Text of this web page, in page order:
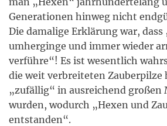
Generationen hinweg nicht
Die damalige Erklärung war, dass
umherginge und immer wieder
verführe“! Es ist wesentlich
die weit verbreiteten Zauberpilze
„zufällig“ in ausreichend großen
wurden, wodurch „Hexen und
entstanden“.